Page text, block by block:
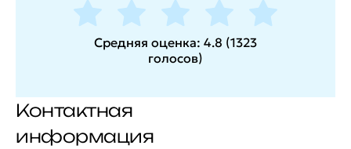
Средняя оценка: 4.8 (1323
голосов)
Контактная
информация